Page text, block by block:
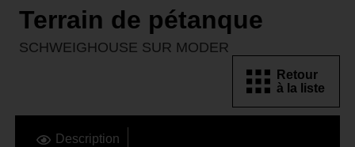
Terrain de pétanque
SCHWEIGHOUSE SUR MODER
Retour
à la liste
Description